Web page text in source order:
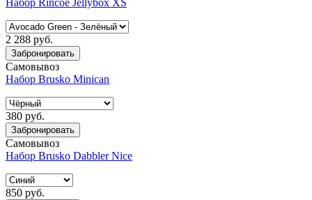
2 288 руб.
Забронировать
Самовывоз
Набор Brusko Minican
380 руб.
Забронировать
Самовывоз
Набор Brusko Dabbler Nice
850 руб.